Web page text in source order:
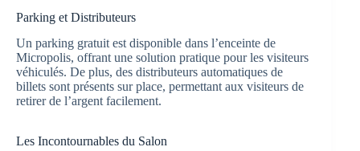
Parking et Distributeurs
Un parking gratuit est disponible dans l’enceinte de
Micropolis, offrant une solution pratique pour les visiteurs
véhiculés. De plus, des distributeurs automatiques de
billets sont présents sur place, permettant aux visiteurs de
retirer de l’argent facilement.
Les Incontournables du Salon